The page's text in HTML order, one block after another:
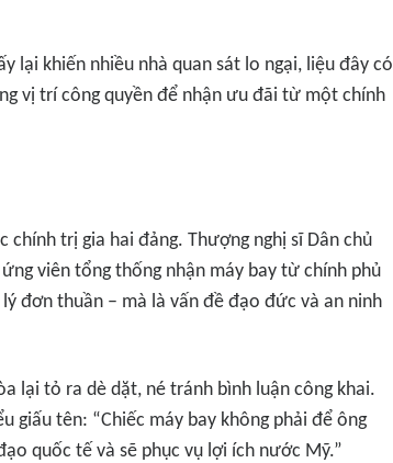
lại khiến nhiều nhà quan sát lo ngại, liệu đây có
vị trí công quyền để nhận ưu đãi từ một chính
chính trị gia hai đảng. Thượng nghị sĩ Dân chủ
viên tổng thống nhận máy bay từ chính phủ
đơn thuần – mà là vấn đề đạo đức và an ninh
lại tỏ ra dè dặt, né tránh bình luận công khai.
giấu tên: “Chiếc máy bay không phải để ông
quốc tế và sẽ phục vụ lợi ích nước Mỹ.”